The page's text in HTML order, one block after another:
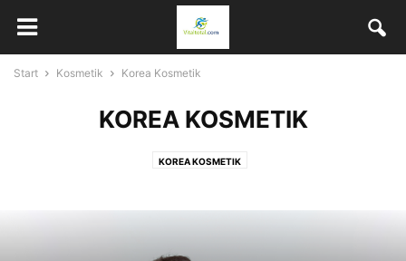
Start Kosmetik Korea Kosmetik
KOREA KOSMETIK
KOREA KOSMETIK